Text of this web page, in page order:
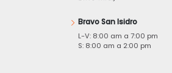
Bravo San Isidro
L-V: 8:00 am a 7:00 pm
S: 8:00 am a 2:00 pm